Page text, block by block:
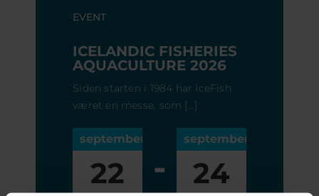
EVENT
ICELANDIC FISHERIES
AQUACULTURE 2026
Siden starten i 1984 har IceFish
været en messe, som [...]
september
22 -
september
24